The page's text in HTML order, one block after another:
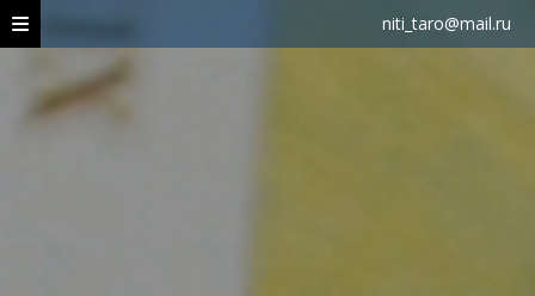
niti_taro@mail.ru